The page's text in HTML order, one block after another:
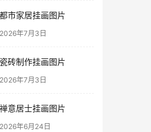
都市家居挂画图片
2026年7月3日
瓷砖制作挂画图片
2026年7月3日
禅意居士挂画图片
2026年6月24日